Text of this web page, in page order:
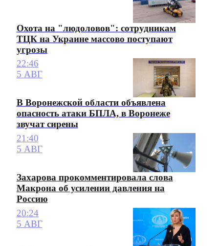
Охота на "людоловов": сотрудникам
ТЦК на Украине массово поступают
угрозы
22:46
5 АВГ
В Воронежской области объявлена
опасность атаки БПЛА, в Воронеже
звучат сирены
21:40
5 АВГ
Захарова прокомментировала слова
Макрона об усилении давления на
Россию
20:24
5 АВГ